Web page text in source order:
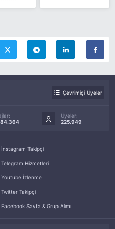
Çevrimiçi Üyeler
Üyeler:
225.949
İnstagram Takipçi
Telegram Hizmetleri
Youtube İzlenme
Twitter Takipçi
Facebook Sayfa & Grup Alımı